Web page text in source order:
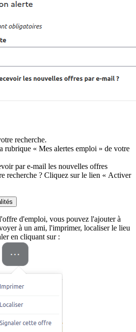
recherche.
rubrique « Mes alertes emploi » de votre
par e-mail les nouvelles offres
recherche ? Cliquez sur le lien « Activer
d'emploi, vous pouvez l'ajouter à
à un ami, l'imprimer, localiser le lieu
en cliquant sur :